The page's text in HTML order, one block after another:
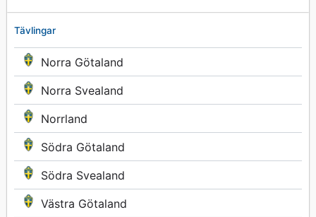
Tävlingar
Norra Götaland
Norra Svealand
Norrland
Södra Götaland
Södra Svealand
Västra Götaland